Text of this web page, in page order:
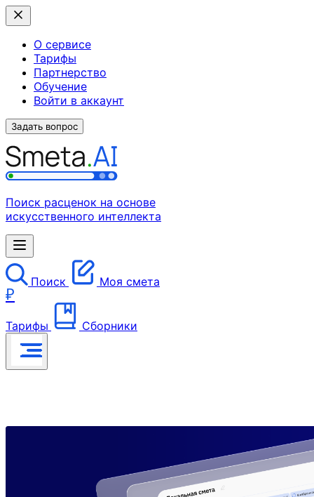
О сервисе
Тарифы
Партнерство
Обучение
Войти в аккаунт
Задать вопрос
Поиск расценок на основе
искусственного интеллекта
Поиск Моя смета
₽
Тарифы Сборники